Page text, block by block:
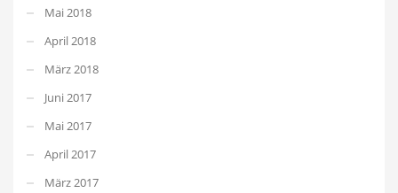
Mai 2018
April 2018
März 2018
Juni 2017
Mai 2017
April 2017
März 2017